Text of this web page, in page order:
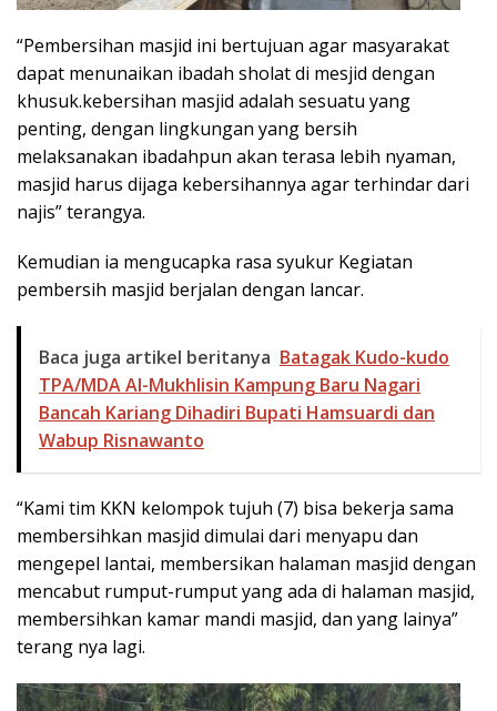
“Pembersihan masjid ini bertujuan agar masyarakat
dapat menunaikan ibadah sholat di mesjid dengan
khusuk.kebersihan masjid adalah sesuatu yang
penting, dengan lingkungan yang bersih
melaksanakan ibadahpun akan terasa lebih nyaman,
masjid harus dijaga kebersihannya agar terhindar dari
najis” terangya.
Kemudian ia mengucapka rasa syukur Kegiatan
pembersih masjid berjalan dengan lancar.
Baca juga artikel beritanya Batagak Kudo-kudo
TPA/MDA Al-Mukhlisin Kampung Baru Nagari
Bancah Kariang Dihadiri Bupati Hamsuardi dan
Wabup Risnawanto
“Kami tim KKN kelompok tujuh (7) bisa bekerja sama
membersihkan masjid dimulai dari menyapu dan
mengepel lantai, membersikan halaman masjid dengan
mencabut rumput-rumput yang ada di halaman masjid,
membersihkan kamar mandi masjid, dan yang lainya”
terang nya lagi.